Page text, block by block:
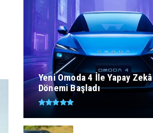
Yeni Omoda 4 İle Yapay Zekâ
Dönemi Başladı